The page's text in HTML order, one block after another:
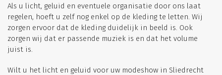
Als u licht, geluid en eventuele organisatie door ons laat
regelen, hoeft u zelf nog enkel op de kleding te letten. Wij
zorgen ervoor dat de kleding duidelijk in beeld is. Ook
zorgen wij dat er passende muziek is en dat het volume
juist is.
Wilt u het licht en geluid voor uw modeshow in Sliedrecht